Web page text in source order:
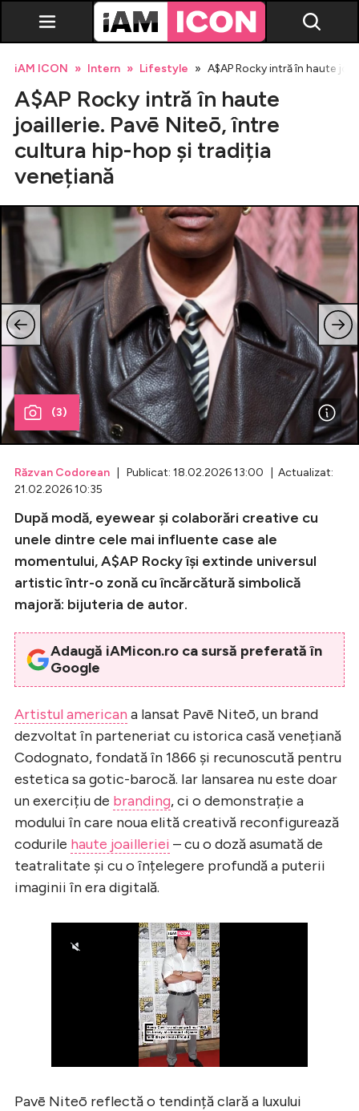
Vedete
Evenimente
Emisiuni TV
Horoscop
Lifestyle
Celebrități
Breaking News
Creează cont
iAM ICON Intern Lifestyle A$AP Rocky intră în haute
A$AP Rocky intră în haute
joaillerie. Pavē Niteō, între
cultura hip-hop și tradiția
venețiană
(3)
Răzvan Codorean | Publicat: 18.02.2026 13:00 | Actualizat:
21.02.2026 10:35
După modă, eyewear și colaborări creative cu
unele dintre cele mai influente case ale
momentului, A$AP Rocky își extinde universul
artistic într-o zonă cu încărcătură simbolică
majoră: bijuteria de autor.
Adaugă iAMicon.ro ca sursă preferată în
Google
Artistul american a lansat Pavē Niteō, un brand
dezvoltat în parteneriat cu istorica casă venețiană
Codognato, fondată în 1866 și recunoscută pentru
estetica sa gotic-barocă. Iar lansarea nu este doar
un exercițiu de branding, ci o demonstrație a
modului în care noua elită creativă reconfigurează
codurile haute joailleriei – cu o doză asumată de
teatralitate și cu o înțelegere profundă a puterii
imaginii în era digitală.
Pavē Niteō reflectă o tendință clară a luxului